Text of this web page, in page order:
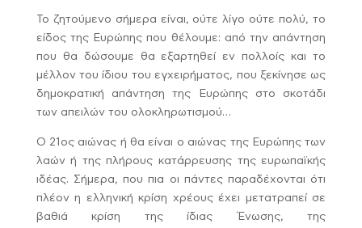
Το ζητούμενο σήμερα είναι, ούτε λίγο ούτε πολύ, το
είδος της Ευρώπης που θέλουμε: από την απάντηση
που θα δώσουμε θα εξαρτηθεί εν πολλοίς και το
μέλλον του ίδιου του εγχειρήματος, που ξεκίνησε ως
δημοκρατική απάντηση της Ευρώπης στο σκοτάδι
των απειλών του ολοκληρωτισμού…
Ο 21ος αιώνας ή θα είναι ο αιώνας της Ευρώπης των
λαών ή της πλήρους κατάρρευσης της ευρωπαϊκής
ιδέας. Σήμερα, που πια οι πάντες παραδέχονται ότι
πλέον η ελληνική κρίση χρέους έχει μετατραπεί σε
βαθιά κρίση της ίδιας Ένωσης, της